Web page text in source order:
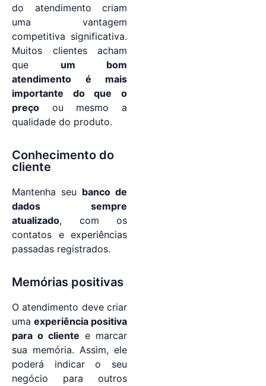
do atendimento criam
uma vantagem
competitiva significativa.
Muitos clientes acham
que um bom
atendimento é mais
importante do que o
preço ou mesmo a
qualidade do produto.
Conhecimento do
cliente
Mantenha seu banco de
dados sempre
atualizado, com os
contatos e experiências
passadas registrados.
Memórias positivas
O atendimento deve criar
uma experiência positiva
para o cliente e marcar
sua memória. Assim, ele
poderá indicar o seu
negócio para outros